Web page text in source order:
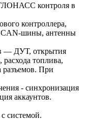
контроля в
контроллера,
CAN-шины, антенны
— ДУТ, открытия
расхода топлива,
разъемов. При
- синхронизация
аккаунтов.
системой.